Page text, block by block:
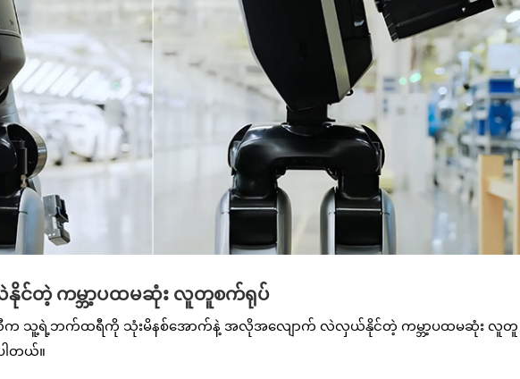
တဲ့ ကမ္ဘာ့ပထမဆုံး လူတူစက်ရုပ်
ကုမ္ပဏီက သူ့ရဲ့ဘက်ထရီကို သုံးမိနစ်အောက်နဲ့ အလိုအလျောက် လဲလှယ်နိုင်တဲ့ ကမ္ဘာ့ပထမဆုံး လူတူ
ါတယ်။